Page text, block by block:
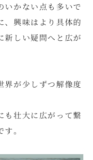
いかない点も多いで
、興味はより具体的
新しい疑問へと広が
界が少しずつ解像度
も壮大に広がって繋
。